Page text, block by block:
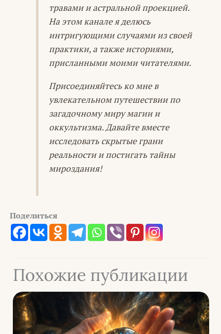
травами и астральной проекцией.
На этом канале я делюсь
интригующими случаями из своей
практики, а также историями,
присланными моими читателями.
Присоединяйтесь ко мне в
увлекательном путешествии по
загадочному миру магии и
оккультизма. Давайте вместе
исследовать скрытые грани
реальности и постигать тайны
мироздания!
Поделиться
Похожие публикации